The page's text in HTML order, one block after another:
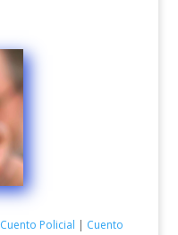
Cuento Policial | Cuento